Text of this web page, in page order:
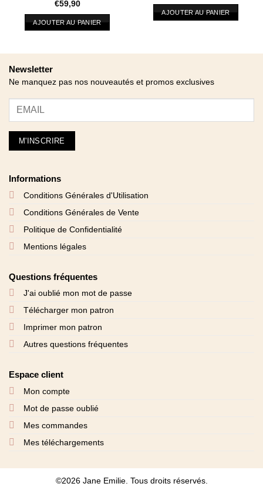
€59,90
AJOUTER AU PANIER
AJOUTER AU PANIER
Newsletter
Ne manquez pas nos nouveautés et promos exclusives
Informations
Conditions Générales d'Utilisation
Conditions Générales de Vente
Politique de Confidentialité
Mentions légales
Questions fréquentes
J'ai oublié mon mot de passe
Télécharger mon patron
Imprimer mon patron
Autres questions fréquentes
Espace client
Mon compte
Mot de passe oublié
Mes commandes
Mes téléchargements
©2026 Jane Emilie. Tous droits réservés.